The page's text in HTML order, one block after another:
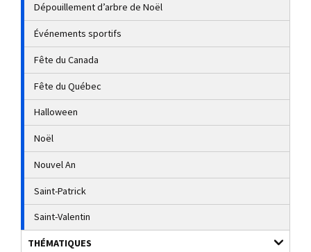
Dépouillement d’arbre de Noël
Événements sportifs
Fête du Canada
Fête du Québec
Halloween
Noël
Nouvel An
Saint-Patrick
Saint-Valentin
THÉMATIQUES